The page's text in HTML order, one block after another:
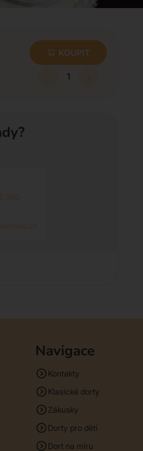
KOUPIT
Navigace
Kontakty
Klasické dorty
Zákusky
Dorty pro děti
Dort na míru